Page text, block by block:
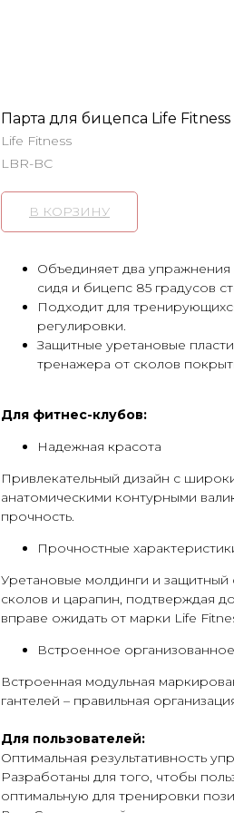
Парта для бицепса Life Fitness
Life Fitness
LBR-BC
В КОРЗИНУ
Объединяет два
сидя и бицепс 85 градусов
Подходит для
регулировки.
Защитные уретановые
тренажера от сколов
Для фитнес-клубов:
Надежная красота
Привлекательный дизайн с
анатомическими контурными
прочность.
Прочностные
Уретановые молдинги и
сколов и царапин, подтверждая
вправе ожидать от марки Life
Встроенное
Встроенная модульная
гантелей – правильная
Для пользователей:
Оптимальная результативность
Разработаны для того, чтобы
оптимальную для тренировки